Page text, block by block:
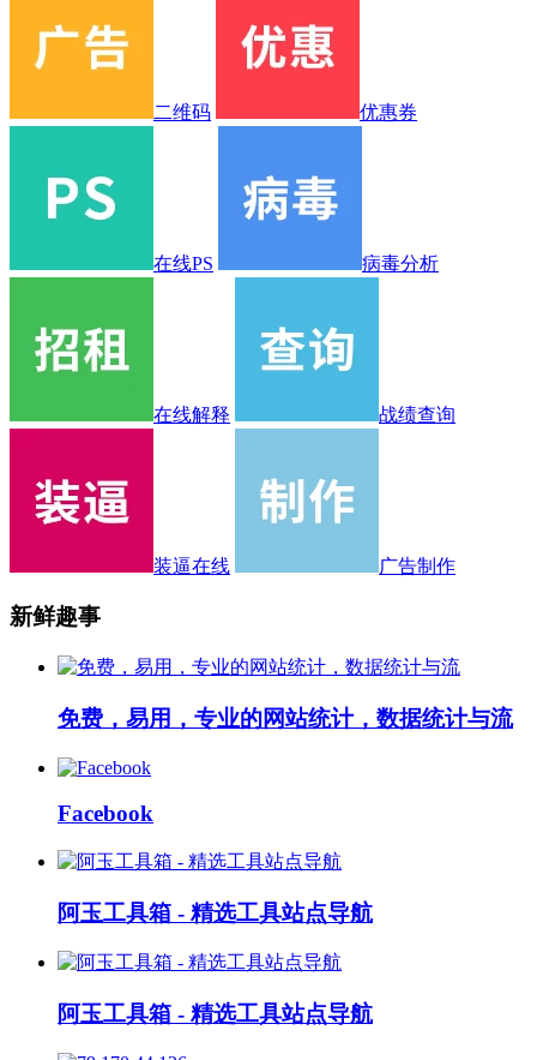
二维码 优惠券
在线PS 病毒分析
在线解释 战绩查询
装逼在线 广告制作
新鲜趣事
免费，易用，专业的网站统计，数据统计与流
Facebook
阿玉工具箱 - 精选工具站点导航
阿玉工具箱 - 精选工具站点导航